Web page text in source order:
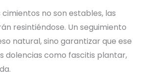
no son estables, las
resintiéndose. Un seguimiento
natural, sino garantizar que ese
dolencias como fascitis plantar,